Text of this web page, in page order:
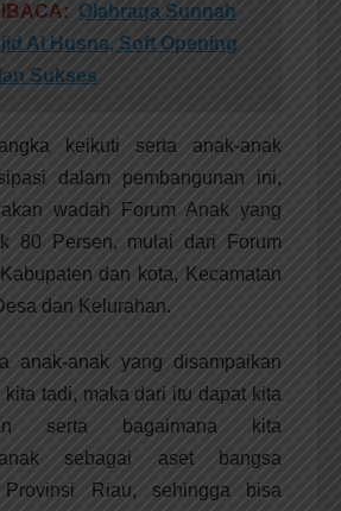
Olahraga Sunnah
Al Husna, Soft Opening
Sukses
keikuti serta anak-anak
dalam pembangunan ini,
wadah Forum Anak yang
80 Persen, mulai dari Forum
dan kota, Kecamatan
dan Kelurahan.
anak-anak yang disampaikan
tadi, maka dari itu dapat kita
serta bagaimana kita
sebagai aset bangsa
Riau, sehingga bisa